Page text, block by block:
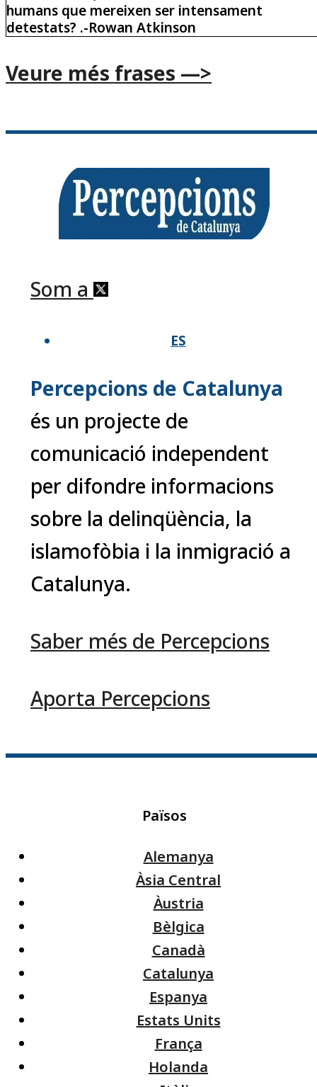
humans que mereixen ser intensament
detestats? .-Rowan Atkinson
Veure més frases —>
Som a
ES
Percepcions de Catalunya
és un projecte de
comunicació independent
per difondre informacions
sobre la delinqüència, la
islamofòbia i la inmigració a
Catalunya.
Saber més de Percepcions
Aporta Percepcions
Països
Alemanya
Àsia Central
Àustria
Bèlgica
Canadà
Catalunya
Espanya
Estats Units
França
Holanda